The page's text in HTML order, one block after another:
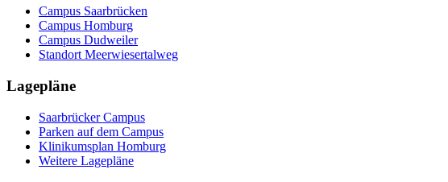
Campus Saarbrücken
Campus Homburg
Campus Dudweiler
Standort Meerwiesertalweg
Lagepläne
Saarbrücker Campus
Parken auf dem Campus
Klinikumsplan Homburg
Weitere Lagepläne